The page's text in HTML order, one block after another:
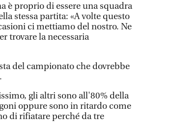
è proprio di essere una squadra
stessa partita: «A volte questo
ci mettiamo del nostro. Ne
trovare la necessaria
del campionato che dovrebbe
gli altri sono all'80% della
oppure sono in ritardo come
di rifiatare perché da tre